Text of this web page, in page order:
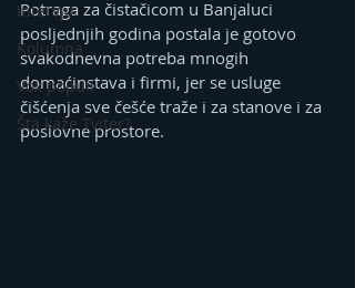
Intervju
Kolumna
Vox populi
Šta kaže Tviter?
Potraga za čistačicom u Banjaluci
posljednjih godina postala je gotovo
svakodnevna potreba mnogih
domaćinstava i firmi, jer se usluge
čišćenja sve češće traže i za stanove i za
poslovne prostore.